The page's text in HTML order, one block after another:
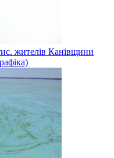
жителів Канівщини